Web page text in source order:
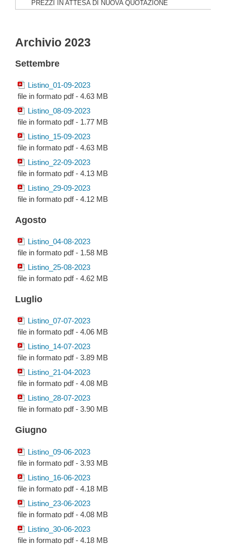
PREZZI IN ATTESA DI NUOVA QUOTAZIONE
Archivio 2023
Settembre
Listino_01-09-2023
file in formato pdf - 4.63 MB
Listino_08-09-2023
file in formato pdf - 1.77 MB
Listino_15-09-2023
file in formato pdf - 4.63 MB
Listino_22-09-2023
file in formato pdf - 4.13 MB
Listino_29-09-2023
file in formato pdf - 4.12 MB
Agosto
Listino_04-08-2023
file in formato pdf - 1.58 MB
Listino_25-08-2023
file in formato pdf - 4.62 MB
Luglio
Listino_07-07-2023
file in formato pdf - 4.06 MB
Listino_14-07-2023
file in formato pdf - 3.89 MB
Listino_21-04-2023
file in formato pdf - 4.08 MB
Listino_28-07-2023
file in formato pdf - 3.90 MB
Giugno
Listino_09-06-2023
file in formato pdf - 3.93 MB
Listino_16-06-2023
file in formato pdf - 4.18 MB
Listino_23-06-2023
file in formato pdf - 4.08 MB
Listino_30-06-2023
file in formato pdf - 4.18 MB